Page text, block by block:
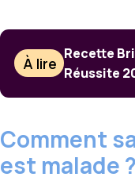
À lire
Recette
Réussite
Comment
est malade ?